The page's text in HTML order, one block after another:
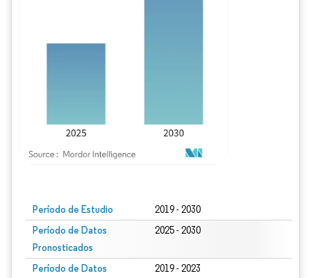
Período de Estudio 2019 - 2030
Período de Datos
Pronosticados
2025 - 2030
Período de Datos
2019 - 2023